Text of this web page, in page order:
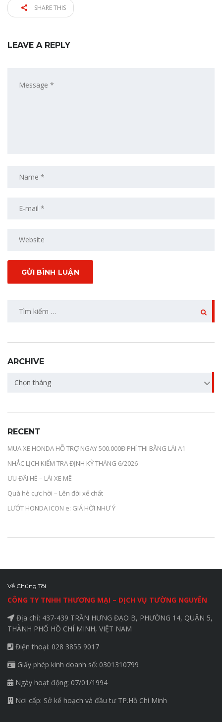
SHARE THIS
LEAVE A REPLY
ARCHIVE
Chọn tháng
RECENT
MUA XE HONDA HỖ TRỢ NGAY 500.000Đ PHÍ THI BẰNG LÁI A1
NHẮC LỊCH KIỂM TRA ĐỊNH KỲ THÁNG 6/2026
ƯU ĐÃI HÈ – LÁI XE MÊ
Quà hè cực hời – Lên đời xế chất
LƯỚT HONDA ICON e: GIÁ HỜI NHƯ Ý
Về Chúng Tôi
CÔNG TY TNHH THƯƠNG MẠI – DỊCH VỤ TƯỜNG NGUYÊN
Địa chỉ: 437-439 TRẦN HƯNG ĐẠO B, PHƯỜNG 14, QUẬN 5,
THÀNH PHỐ HỒ CHÍ MINH, VIỆT NAM
Điện thoại: 028 3855 9017
Giấy phép kinh doanh số: 0301310799
Ngày hoạt động: 07/01/1994
Nơi cấp: Sở kế hoạch và đầu tư TP.Hồ Chí Minh